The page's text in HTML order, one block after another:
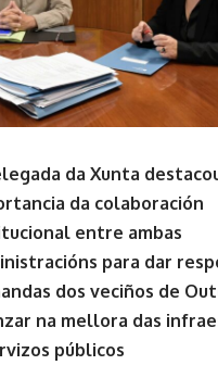
da Xunta
da colaboración
entre ambas
para dar
dos veciños de
na mellora das
públicos